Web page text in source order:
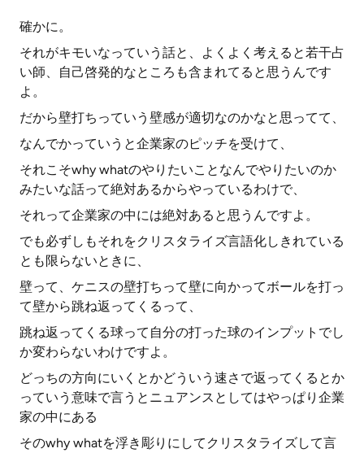
確かに。
それがキモいなっていう話と、よくよく考えると若干占
い師、自己啓発的なところも含まれてると思うんです
よ。
だから壁打ちっていう壁感が適切なのかなと思ってて、
なんでかっていうと企業家のピッチを受けて、
それこそwhy whatのやりたいことなんでやりたいのか
みたいな話って絶対あるからやっているわけで、
それって企業家の中には絶対あると思うんですよ。
でも必ずしもそれをクリスタライズ言語化しきれている
とも限らないときに、
壁って、ケニスの壁打ちって壁に向かってボールを打っ
て壁から跳ね返ってくるって、
跳ね返ってくる球って自分の打った球のインプットでし
か変わらないわけですよ。
どっちの方向にいくとかどういう速さで返ってくるとか
っていう意味で言うとニュアンスとしてはやっぱり企業
家の中にある
そのwhy whatを浮き彫りにしてクリスタライズして言